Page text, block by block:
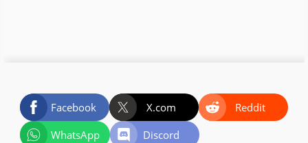
Facebook X.com
Reddit
WhatsApp
Discord